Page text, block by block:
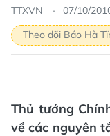
TTXVN
07/10/
Theo dõi Báo Hà
Thủ tướng
về các nguyên